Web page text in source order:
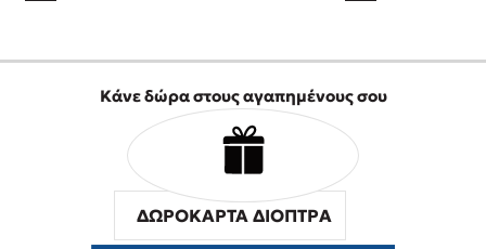
Κάνε δώρα στους αγαπημένους σου
ΔΩΡΟΚΑΡΤΑ ΔΙΟΠΤΡΑ